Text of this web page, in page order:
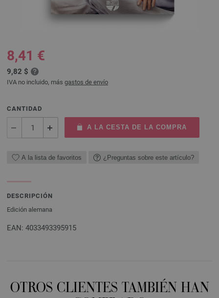
8,41 €
9,82 $
IVA no incluido, más gastos de envío
CANTIDAD
A LA CESTA DE LA COMPRA
A la lista de favoritos ¿Preguntas sobre este artículo?
DESCRIPCIÓN
Edición alemana
EAN: 4033493395915
OTROS CLIENTES TAMBIÉN HAN